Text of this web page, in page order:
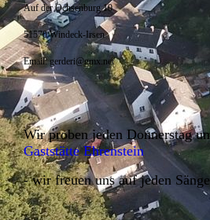
Auf der Ochsenburg 10
51570 Windeck-Irsen
Email: gerderi@gmx.net
Wir proben jeden Donnerstag
Gaststätte Ehrenstein
- wir freuen uns auf jeden